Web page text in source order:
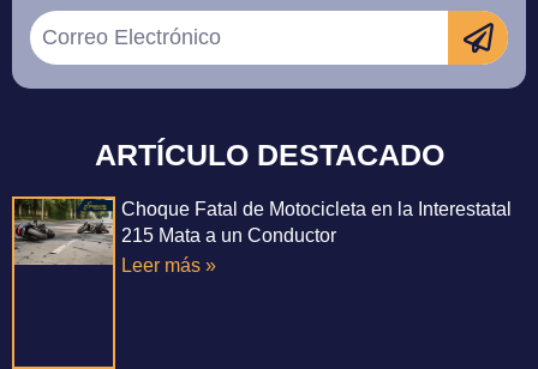
ARTÍCULO DESTACADO
Choque Fatal de Motocicleta en la Interestatal
215 Mata a un Conductor
Leer más »